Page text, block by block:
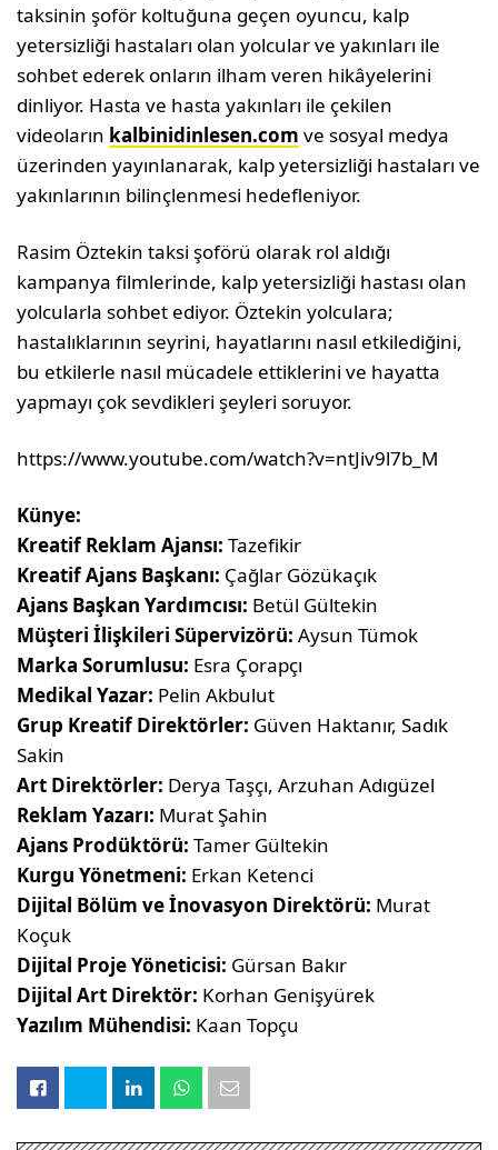
taksinin şoför koltuğuna geçen oyuncu, kalp
yetersizliği hastaları olan yolcular ve yakınları ile
sohbet ederek onların ilham veren hikâyelerini
dinliyor. Hasta ve hasta yakınları ile çekilen
videoların kalbinidinlesen.com ve sosyal medya
üzerinden yayınlanarak, kalp yetersizliği hastaları ve
yakınlarının bilinçlenmesi hedefleniyor.
Rasim Öztekin taksi şoförü olarak rol aldığı
kampanya filmlerinde, kalp yetersizliği hastası olan
yolcularla sohbet ediyor. Öztekin yolculara;
hastalıklarının seyrini, hayatlarını nasıl etkilediğini,
bu etkilerle nasıl mücadele ettiklerini ve hayatta
yapmayı çok sevdikleri şeyleri soruyor.
https://www.youtube.com/watch?v=ntJiv9l7b_M
Künye:
Kreatif Reklam Ajansı: Tazefikir
Kreatif Ajans Başkanı: Çağlar Gözükaçık
Ajans Başkan Yardımcısı: Betül Gültekin
Müşteri İlişkileri Süpervizörü: Aysun Tümok
Marka Sorumlusu: Esra Çorapçı
Medikal Yazar: Pelin Akbulut
Grup Kreatif Direktörler: Güven Haktanır, Sadık
Sakin
Art Direktörler: Derya Taşçı, Arzuhan Adıgüzel
Reklam Yazarı: Murat Şahin
Ajans Prodüktörü: Tamer Gültekin
Kurgu Yönetmeni: Erkan Ketenci
Dijital Bölüm ve İnovasyon Direktörü: Murat
Koçuk
Dijital Proje Yöneticisi: Gürsan Bakır
Dijital Art Direktör: Korhan Genişyürek
Yazılım Mühendisi: Kaan Topçu